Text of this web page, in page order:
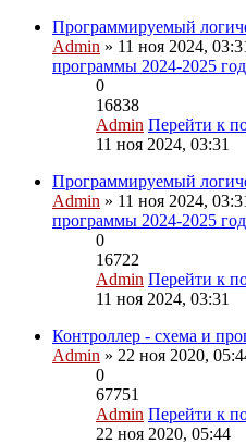
Программируемый
Admin » 11 ноя 2024,
программы 2024-2025
0
16838
Admin Перейти к
11 ноя 2024, 03:31
Программируемый
Admin » 11 ноя 2024,
программы 2024-2025
0
16722
Admin Перейти к
11 ноя 2024, 03:31
Контроллер - схема и
Admin » 22 ноя 2020,
0
67751
Admin Перейти к
22 ноя 2020, 05:44